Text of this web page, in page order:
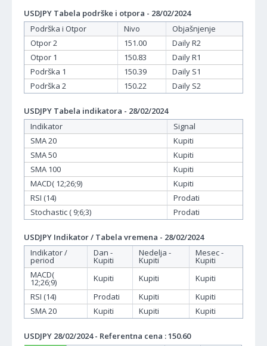
USDJPY Tabela podrške i otpora - 28/02/2024
Podrška i Otpor
Nivo
Objašnjenje
Otpor 2
151.00
Daily R2
Otpor 1
150.83
Daily R1
Podrška 1
150.39
Daily S1
Podrška 2
150.22 Daily S2
USDJPY Tabela indikatora - 28/02/2024
Indikator
Signal
SMA 20
Kupiti
SMA 50
Kupiti
SMA 100
Kupiti
MACD( 12;26;9)
Kupiti
RSI (14)
Prodati
Stochastic ( 9;6;3)
Prodati
USDJPY Indikator / Tabela vremena - 28/02/2024
Indikator /
period
Dan -
Kupiti
Nedelja -
Kupiti
Mesec -
Kupiti
MACD(
12;26;9) Kupiti Kupiti
Kupiti
RSI (14)
Prodati Kupiti
Kupiti
SMA 20
Kupiti Kupiti Kupiti
USDJPY 28/02/2024 - Referentna cena : 150.60